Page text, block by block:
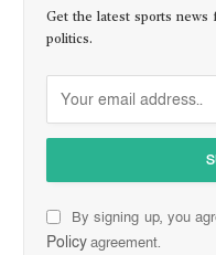
Get the latest sports news
politics.
By signing up, you
Policyagreement.